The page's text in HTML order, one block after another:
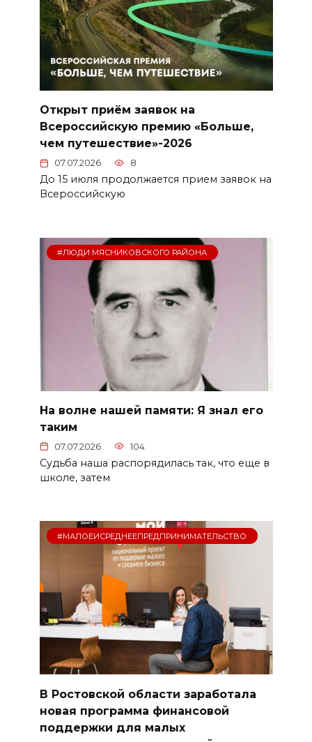
Открыт приём заявок на
Всероссийскую премию «Больше,
чем путешествие»-2026
07.07.2026 8
До 15 июля продолжается прием заявок на
Всероссийскую
#ЛЮДИ МЯСНИКОВСКОГО РАЙОНА
На волне нашей памяти: Я знал его
таким
07.07.2026 104
Судьба наша распорядилась так, что еще в
школе, затем
#МАЛОЕИСРЕДНЕЕПРЕДПРИНИМАТЕЛЬСТВО
В Ростовской области заработала
новая программа финансовой
поддержки для малых